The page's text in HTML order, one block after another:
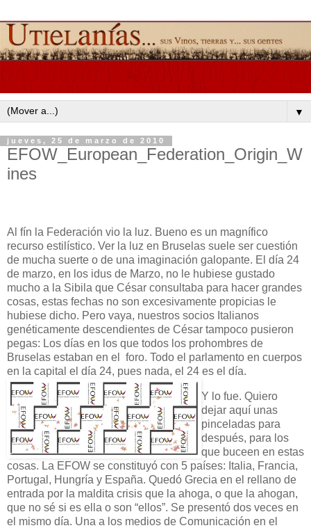
▼
jueves, 25 de marzo de 2010
EFOW_European_Federation_Origin_W
ines
Al fín la Federación vio la luz. Bueno es un magnífico
recurso estilístico. Ver la luz en Bruselas suele ser cuestión
de mucha suerte o de una imaginación galopante. El día 24
de marzo, en los idus de Marzo, no le hubiese gustado
mucho a la Sibila que César consultaba para hacer grandes
cosas, estas fechas no son excesivamente propicias le
hubiese dicho. Pero vaya, nuestros socios Italianos
genéticamente descendientes de César tampoco pusieron
pegas: Los días en los que todos los prohombres de
Bruselas estaban en el foro. Todo el parlamento en cuerpos
en la capital el día 24, pues nada, el 24 es el día.
Y lo fue. Quiero
dejar aquí unas
pinceladas para
después, para los
que buceen en estas
cosas. La EFOW se constituyó con 5 países: Italia, Francia,
Portugal, Hungría y España. Quedó Grecia en el rellano de
entrada por la maldita crisis que la ahoga, o que la ahogan,
que no sé si es ella o son “ellos”. Se presentó dos veces en
el mismo día. Una a los medios de Comunicación en el